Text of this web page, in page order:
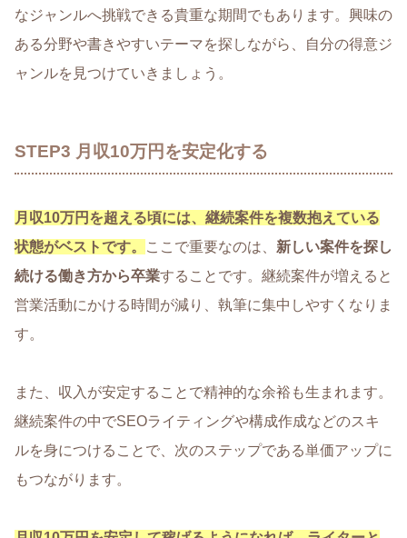
なジャンルへ挑戦できる貴重な期間でもあります。興味の
ある分野や書きやすいテーマを探しながら、自分の得意ジ
ャンルを見つけていきましょう。
STEP3 月収10万円を安定化する
月収10万円を超える頃には、継続案件を複数抱えている
状態がベストです。
ここで重要なのは、 新しい案件を探し
続ける働き方から卒業することです。継続案件が増えると
営業活動にかける時間が減り、執筆に集中しやすくなりま
す。
また、収入が安定することで精神的な余裕も生まれます。
継続案件の中でSEOライティングや構成作成などのスキ
ルを身につけることで、次のステップである単価アップに
もつながります。